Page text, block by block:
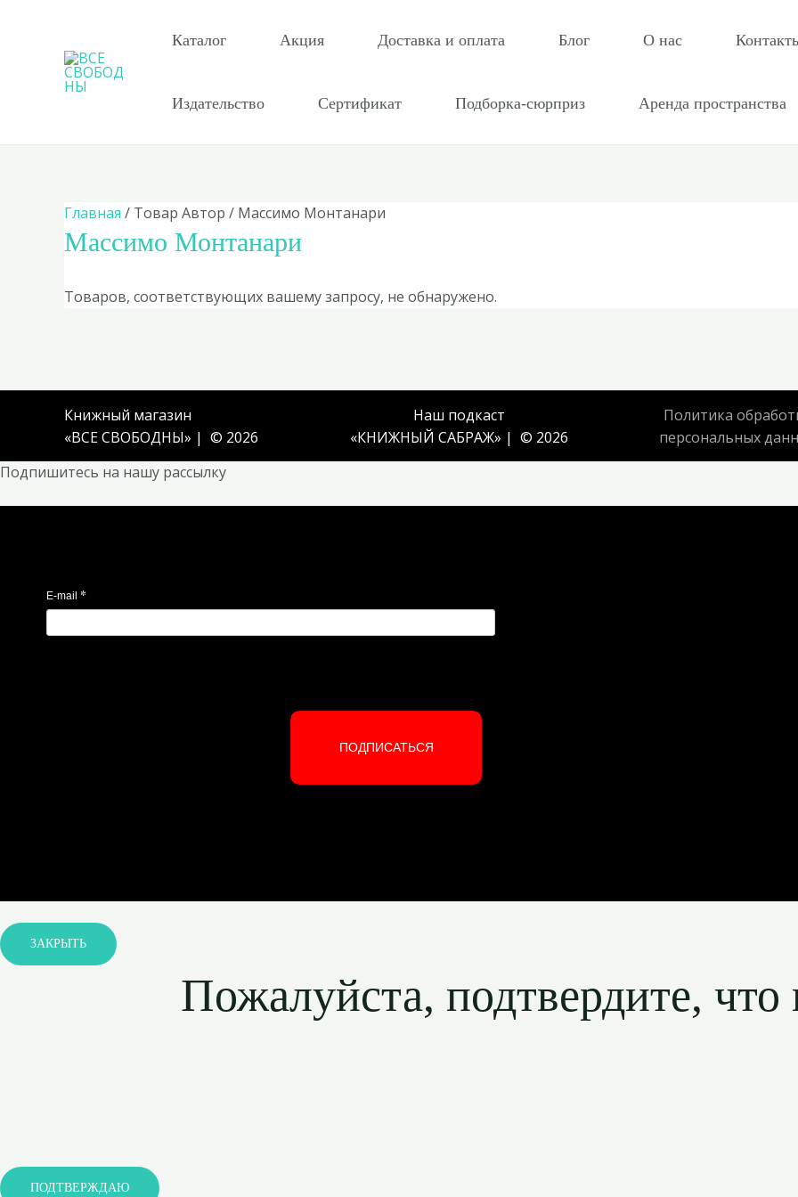
содержимому
Каталог Акция Доставка и оплата Блог О нас
Издательство Сертификат Подборка-сюрприз Аренда пространства
Главная / Товар Автор / Массимо Монтанари
Массимо Монтанари
Товаров, соответствующих вашему запросу, не обнаружено.
Книжный магазин
«ВСЕ СВОБОДНЫ» | © 2026
Наш подкаст
«КНИЖНЫЙ САБРАЖ» | © 2026
Политика
персональных
Подпишитесь на нашу рассылку
E-mail *
ПОДПИСАТЬСЯ
ЗАКРЫТЬ
Пожалуйста, подтвердите, что
ПОДТВЕРЖДАЮ